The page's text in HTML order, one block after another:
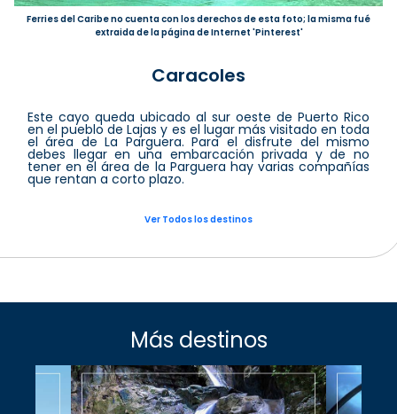
Ferries del Caribe no cuenta con los derechos de esta foto; la misma fué
extraida de la página de Internet 'Pinterest'
Caracoles
Este cayo queda ubicado al sur oeste de Puerto Rico
en el pueblo de Lajas y es el lugar más visitado en toda
el área de La Parguera. Para el disfrute del mismo
debes llegar en una embarcación privada y de no
tener en el área de la Parguera hay varias compañías
que rentan a corto plazo.
Ver Todos los destinos
Más destinos